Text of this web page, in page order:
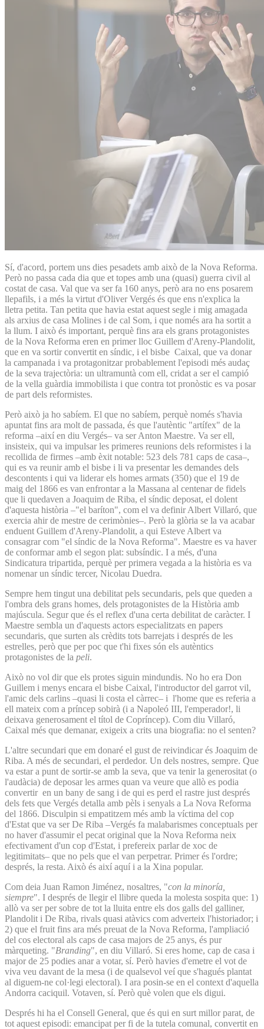
Sí, d'acord, portem uns dies pesadets amb això de la Nova Reforma.
Però no passa cada dia que et topes amb una (quasi) guerra civil al
costat de casa. Val que va ser fa 160 anys, però ara no ens posarem
llepafils, i a més la virtut d'Oliver Vergés és que ens n'explica la
lletra petita. Tan petita que havia estat aquest segle i mig amagada
als arxius de casa Molines i de cal Som, i que només ara ha sortit a
la llum. I això és important, perquè fins ara els grans protagonistes
de la Nova Reforma eren en primer lloc Guillem d'Areny-Plandolit,
que en va sortir convertit en síndic, i el bisbe Caixal, que va donar
la campanada i va protagonitzar probablement l'episodi més audaç
de la seva trajectòria: un ultramuntà com ell, cridat a ser el campió
de la vella guàrdia immobilista i que contra tot pronòstic es va posar
de part dels reformistes.
Però això ja ho sabíem. El que no sabíem, perquè només s'havia
apuntat fins ara molt de passada, és que l'autèntic "artífex" de la
reforma –així en diu Vergés– va ser Anton Maestre. Va ser ell,
insisteix, qui va impulsar les primeres reunions dels reformistes i la
recollida de firmes –amb èxit notable: 523 dels 781 caps de casa–,
qui es va reunir amb el bisbe i li va presentar les demandes dels
descontents i qui va liderar els homes armats (350) que el 19 de
maig del 1866 es van enfrontar a la Massana al centenar de fidels
que li quedaven a Joaquim de Riba, el síndic deposat, el dolent
d'aquesta història –"el baríton", com el va definir Albert Villaró, que
exercia ahir de mestre de cerimònies–. Però la glòria se la va acabar
enduent Guillem d'Areny-Plandolit, a qui Esteve Albert va
consagrar com "el síndic de la Nova Reforma". Maestre es va haver
de conformar amb el segon plat: subsíndic. I a més, d'una
Sindicatura tripartida, perquè per primera vegada a la història es va
nomenar un síndic tercer, Nicolau Duedra.
Sempre hem tingut una debilitat pels secundaris, pels que queden a
l'ombra dels grans homes, dels protagonistes de la Història amb
majúscula. Segur que és el reflex d'una certa debilitat de caràcter. I
Maestre sembla un d'aquests actors especialitzats en papers
secundaris, que surten als crèdits tots barrejats i després de les
estrelles, però que per poc que t'hi fixes són els autèntics
protagonistes de la peli.
Això no vol dir que els protes siguin mindundis. No ho era Don
Guillem i menys encara el bisbe Caixal, l'introductor del garrot vil,
l'amic dels carlins –quasi li costa el càrrec– i l'home que es referia a
ell mateix com a príncep sobirà (i a Napoleó III, l'emperador!, li
deixava generosament el títol de Copríncep). Com diu Villaró,
Caixal més que demanar, exigeix a crits una biografia: no el senten?
L'altre secundari que em donaré el gust de reivindicar és Joaquim de
Riba. A més de secundari, el perdedor. Un dels nostres, sempre. Que
va estar a punt de sortir-se amb la seva, que va tenir la generositat (o
l'audàcia) de deposar les armes quan va veure que allò es podia
convertir en un bany de sang i de qui es perd el rastre just després
dels fets que Vergés detalla amb pèls i senyals a La Nova Reforma
del 1866. Disculpin si empatitzem més amb la víctima del cop
d'Estat que va ser De Riba –Vergés fa malabarismes conceptuals per
no haver d'assumir el pecat original que la Nova Reforma neix
efectivament d'un cop d'Estat, i prefereix parlar de xoc de
legitimitats– que no pels que el van perpetrar. Primer és l'ordre;
després, la resta. Això és així aquí i a la Xina popular.
Com deia Juan Ramon Jiménez, nosaltres, "con la minoría,
siempre". I després de llegir el llibre queda la molesta sospita que: 1)
allò va ser per sobre de tot la lluita entre els dos galls del galliner,
Plandolit i De Riba, rivals quasi atàvics com adverteix l'historiador; i
2) que el fruit fins ara més preuat de la Nova Reforma, l'ampliació
del cos electoral als caps de casa majors de 25 anys, és pur
màrqueting. "Branding", en diu Villaró. Si eres home, cap de casa i
major de 25 podies anar a votar, sí. Però havies d'emetre el vot de
viva veu davant de la mesa (i de qualsevol veí que s'hagués plantat
al diguem-ne col·legi electoral). I ara posin-se en el context d'aquella
Andorra caciquil. Votaven, sí. Però què volen que els digui.
Després hi ha el Consell General, que és qui en surt millor parat, de
tot aquest episodi: emancipat per fi de la tutela comunal, convertit en